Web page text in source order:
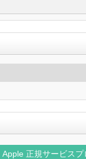
Apple 正規サービスプ